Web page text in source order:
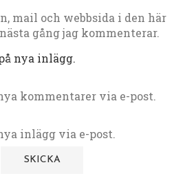
mail och webbsida i den här
gång jag kommenterar.
nya inlägg.
kommentarer via e-post.
inlägg via e-post.